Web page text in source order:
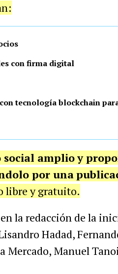
con firma digital
tecnología blockchain
amplioy
por una
libre y gratuito.
la redacción de la
Hadad,
Mercado, Manuel